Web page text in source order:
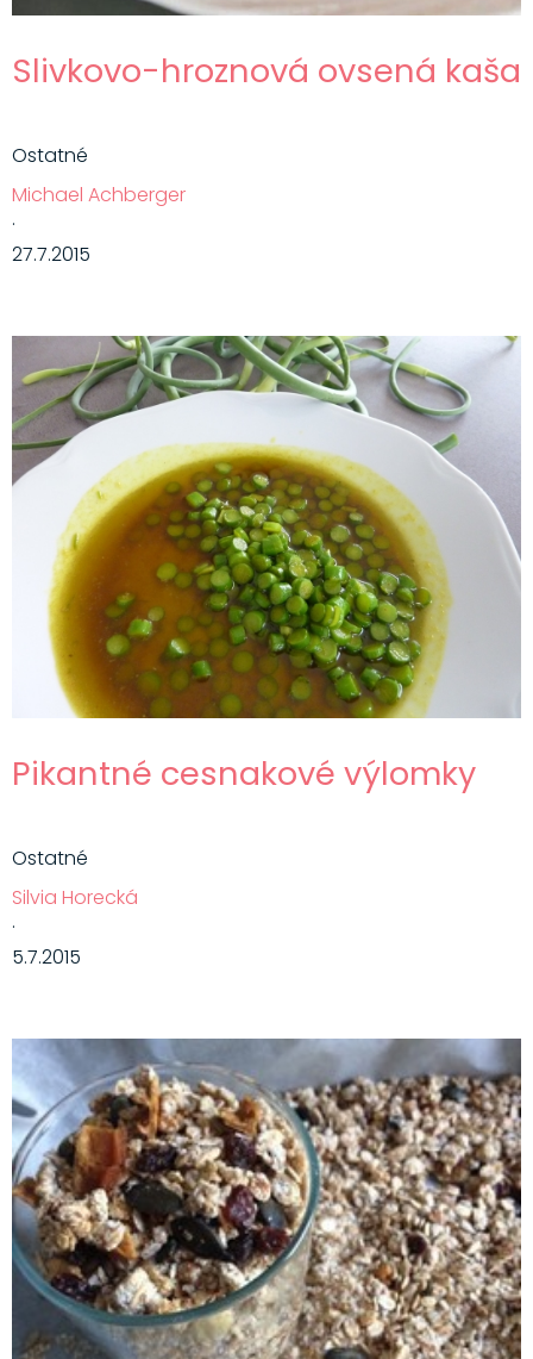
Slivkovo-hroznová ovsená kaša
Ostatné
Michael Achberger
·
27.7.2015
Pikantné cesnakové výlomky
Ostatné
Silvia Horecká
·
5.7.2015